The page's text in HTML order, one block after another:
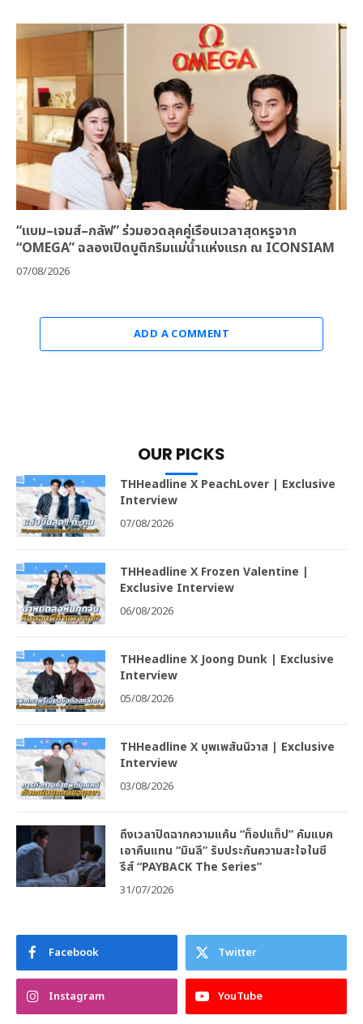
“แบม–เจมส์–กลัฟ” ร่วมอวดลุคคู่เรือนเวลาสุดหรูจาก
“OMEGA” ฉลองเปิดบูติกริมแม่น้ำแห่งแรก ณ ICONSIAM
07/08/2026
ADD A COMMENT
OUR PICKS
THHeadline X PeachLover | Exclusive
Interview
07/08/2026
THHeadline X Frozen Valentine |
Exclusive Interview
06/08/2026
THHeadline X Joong Dunk | Exclusive
Interview
05/08/2026
THHeadline X บุพเพสันนิวาส | Exclusive
Interview
03/08/2026
ถึงเวลาปิดฉากความแค้น “ท็อปแท็ป” คัมแบค
เอาคืนแทน “มินลี” รับประกันความสะใจในซี
รีส์ “PAYBACK The Series”
31/07/2026
Facebook Twitter
Instagram YouTube